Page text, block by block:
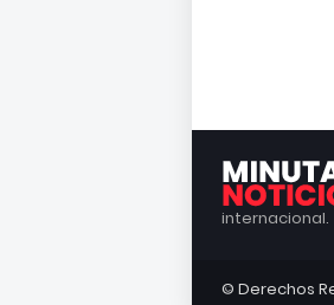
internacional.
© Derechos